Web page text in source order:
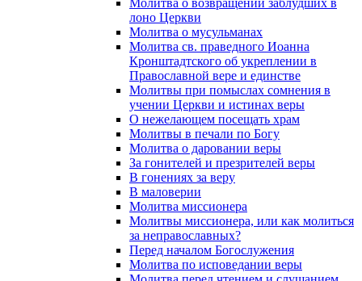
Молитва о возвращении заблудших в
лоно Церкви
Молитва о мусульманах
Молитва св. праведного Иоанна
Кронштадтского об укреплении в
Православной вере и единстве
Молитвы при помыслах сомнения в
учении Церкви и истинах веры
О нежелающем посещать храм
Молитвы в печали по Богу
Молитва о даровании веры
За гонителей и презрителей веры
В гонениях за веру
В маловерии
Молитва миссионера
Молитвы миссионера, или как молиться
за неправославных?
Перед началом Богослужения
Молитва по исповедании веры